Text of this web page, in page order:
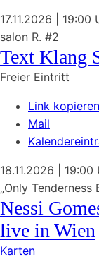
17.11.2026 | 19:00
salon R. #2
Text Klang
Freier Eintritt
Link kopieren
Mail
18.11.2026 | 19:00
„Only Tenderness
Nessi
live in Wien
Karten